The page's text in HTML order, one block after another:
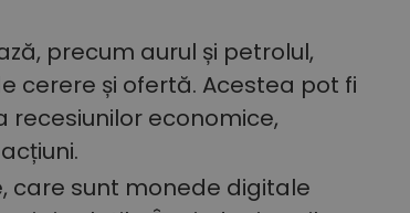
precum aurul și petrolul,
cerere și ofertă. Acestea pot fi
recesiunilor economice,
care sunt monede digitale